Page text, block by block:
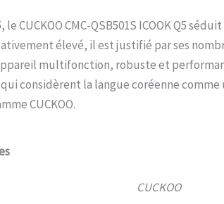
CUCKOO CMC-QSB501S ICOOK Q5
élevé, il est justifié par ses
multifonction, robuste et
considèrent la langue coréenne
CUCKOO.
CUCKOO